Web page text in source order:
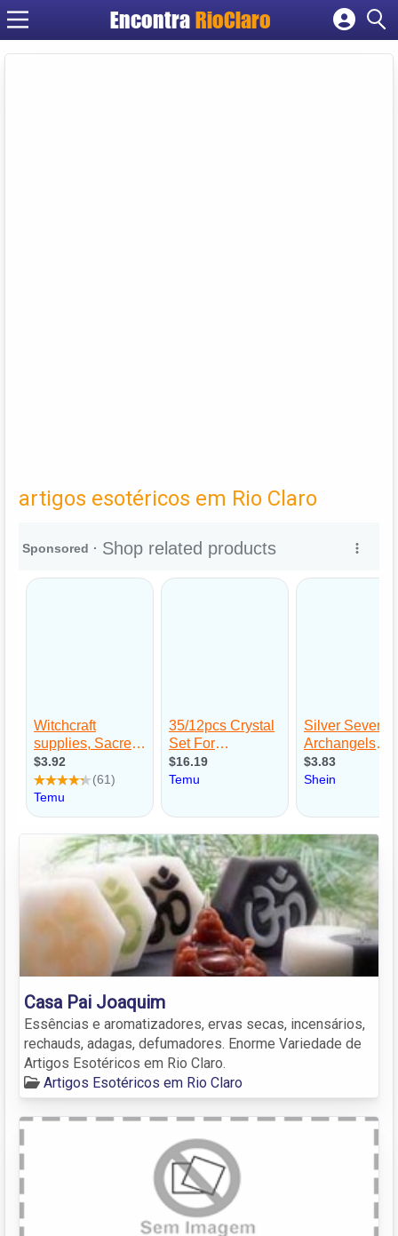
Encontra RioClaro
Cadastrar empresa
artigos esotéricos em Rio Claro
Casa Pai Joaquim
Essências e aromatizadores, ervas secas, incensários,
rechauds, adagas, defumadores. Enorme Variedade de
Artigos Esotéricos em Rio Claro.
Artigos Esotéricos em Rio Claro